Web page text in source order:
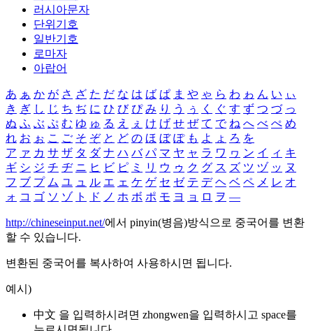
러시아문자
단위기호
일반기호
로마자
아랍어
あ ぁ か が さ ざ た だ な は ば ぱ ま や ゃ ら わ ゎ ん い ぃ
き ぎ し じ ち ぢ に ひ び ぴ み り う ぅ く ぐ す ず つ づ っ
ぬ ふ ぶ ぷ む ゆ ゅ る え ぇ け げ せ ぜ て で ね へ べ ぺ め
れ お ぉ こ ご そ ぞ と ど の ほ ぼ ぽ も よ ょ ろ を
ア ァ カ サ ザ タ ダ ナ ハ バ パ マ ヤ ャ ラ ワ ヮ ン イ ィ キ
ギ シ ジ チ ヂ ニ ヒ ビ ピ ミ リ ウ ゥ ク グ ス ズ ツ ヅ ッ ヌ
フ ブ プ ム ユ ュ ル エ ェ ケ ゲ セ ゼ テ デ ヘ ベ ペ メ レ オ
ォ コ ゴ ソ ゾ ト ド ノ ホ ボ ポ モ ヨ ョ ロ ヲ ―
http://chineseinput.net/에서 pinyin(병음)방식으로 중국어를 변환
할 수 있습니다.
변환된 중국어를 복사하여 사용하시면 됩니다.
예시)
中文 을 입력하시려면 zhongwen을 입력하시고 space를